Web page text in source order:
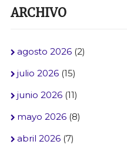
ARCHIVO
agosto 2026(2)
julio 2026(15)
junio 2026(11)
mayo 2026(8)
abril 2026(7)